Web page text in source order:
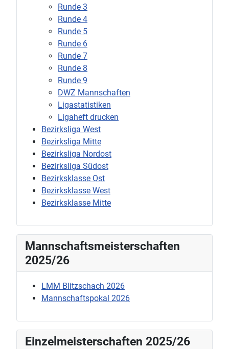
Runde 3
Runde 4
Runde 5
Runde 6
Runde 7
Runde 8
Runde 9
DWZ Mannschaften
Ligastatistiken
Ligaheft drucken
Bezirksliga West
Bezirksliga Mitte
Bezirksliga Nordost
Bezirksliga Südost
Bezirksklasse Ost
Bezirksklasse West
Bezirksklasse Mitte
Mannschaftsmeisterschaften
2025/26
LMM Blitzschach 2026
Mannschaftspokal 2026
Einzelmeisterschaften 2025/26